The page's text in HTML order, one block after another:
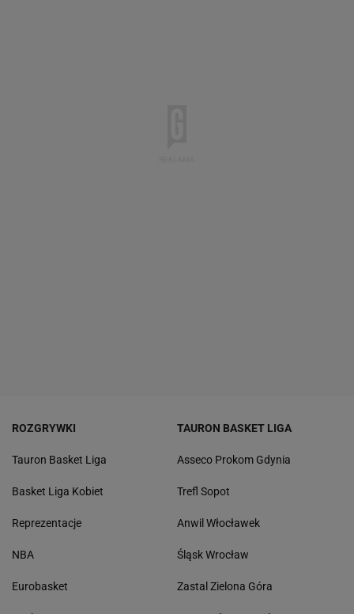
ROZGRYWKI
Tauron Basket Liga
Basket Liga Kobiet
Reprezentacje
NBA
Eurobasket
TAURON BASKET LIGA
Asseco Prokom Gdynia
Trefl Sopot
Anwil Włocławek
Śląsk Wrocław
Zastal Zielona Góra